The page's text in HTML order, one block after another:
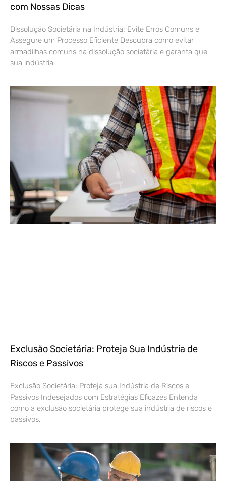
com Nossas Dicas
Dissolução Societária na Indústria: Evite Erros Comuns e
Assegure um Processo Eficiente Descubra como evitar
armadilhas comuns na dissolução societária e garanta que
sua indústria
Exclusão Societária: Proteja Sua Indústria de
Riscos e Passivos
Exclusão Societária: Proteja sua Indústria de Riscos e
Passivos Indesejados com Estratégias Eficazes Entenda
como a exclusão societária protege sua indústria de riscos e
passivos,